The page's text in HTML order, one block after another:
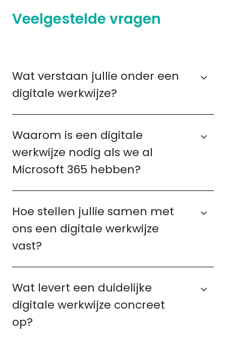
Veelgestelde vragen
Wat verstaan jullie onder een
digitale werkwijze?
Waarom is een digitale
werkwijze nodig als we al
Microsoft 365 hebben?
Hoe stellen jullie samen met
ons een digitale werkwijze
vast?
Wat levert een duidelijke
digitale werkwijze concreet
op?